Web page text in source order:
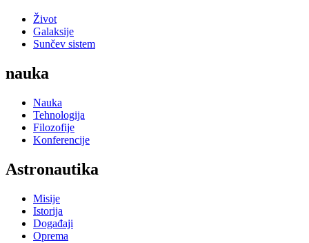
Život
Galaksije
Sunčev sistem
nauka
Nauka
Tehnologija
Filozofije
Konferencije
Astronautika
Misije
Istorija
Događaji
Oprema